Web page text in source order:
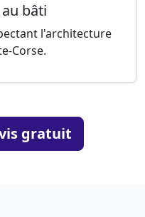
bâti
l'architecture
Corse.
gratuit